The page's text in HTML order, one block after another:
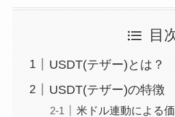
目
USDT(テザー)とは？
USDT(テザー)の特徴
米ドル連動による